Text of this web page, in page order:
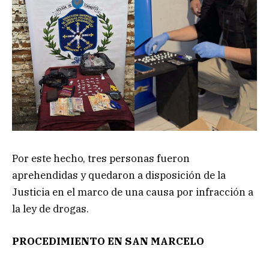
Por este hecho, tres personas fueron
aprehendidas y quedaron a disposición de la
Justicia en el marco de una causa por infracción a
la ley de drogas.
PROCEDIMIENTO EN SAN MARCELO